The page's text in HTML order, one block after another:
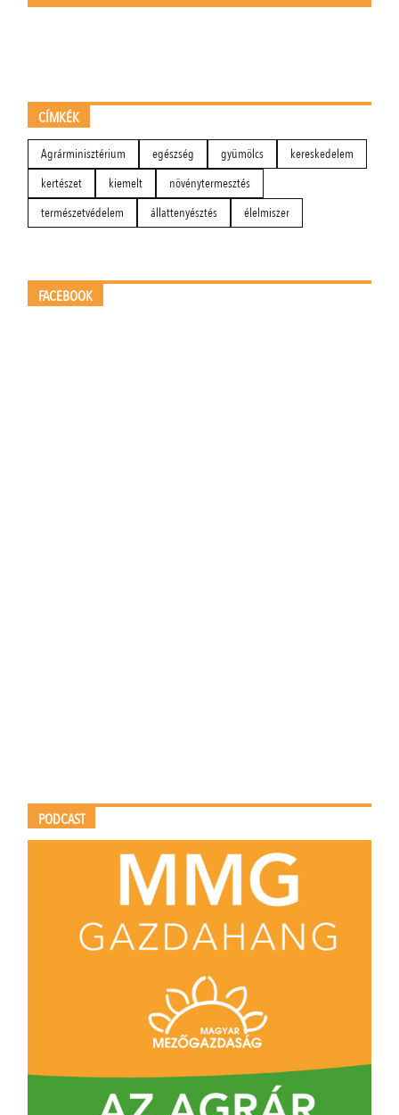
CÍMKÉK
Agrárminisztérium egészség gyümölcs
kereskedelem
kertészet
kiemelt
növénytermesztés
természetvédelem
állattenyésztés élelmiszer
FACEBOOK
PODCAST